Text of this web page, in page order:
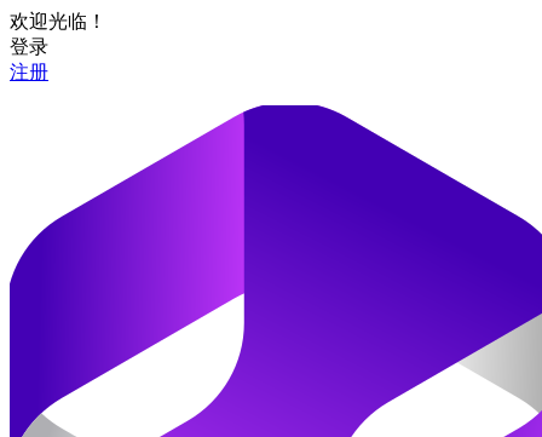
欢迎光临！
登录
注册